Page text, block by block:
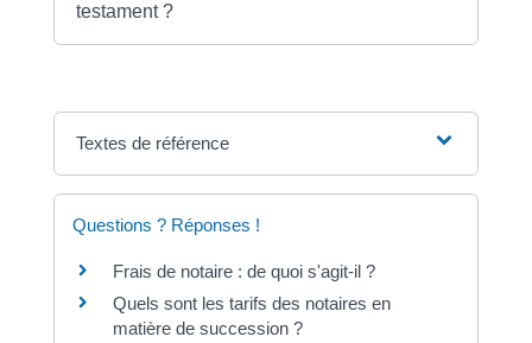
testament ?
Textes de référence
Questions ? Réponses !
Frais de notaire : de quoi s'agit-il ?
Quels sont les tarifs des notaires en
matière de succession ?